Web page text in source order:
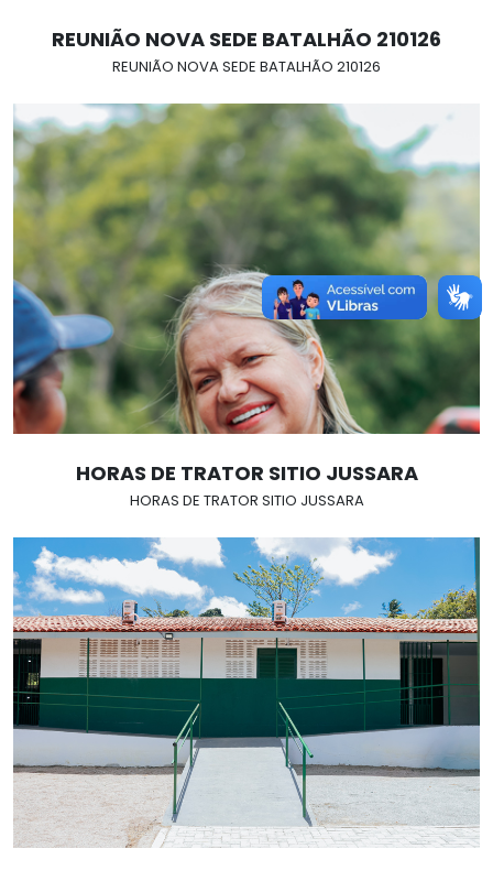
REUNIÃO NOVA SEDE BATALHÃO 210126
REUNIÃO NOVA SEDE BATALHÃO 210126
HORAS DE TRATOR SITIO JUSSARA
HORAS DE TRATOR SITIO JUSSARA